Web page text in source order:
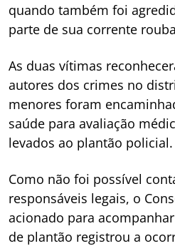
quando também foi
parte de sua corrente
As duas vítimas
autores dos crimes no
menores foram
saúde para avaliação
levados ao plantão policial.
Como não foi possível
responsáveis legais, o
acionado para
de plantão registrou a